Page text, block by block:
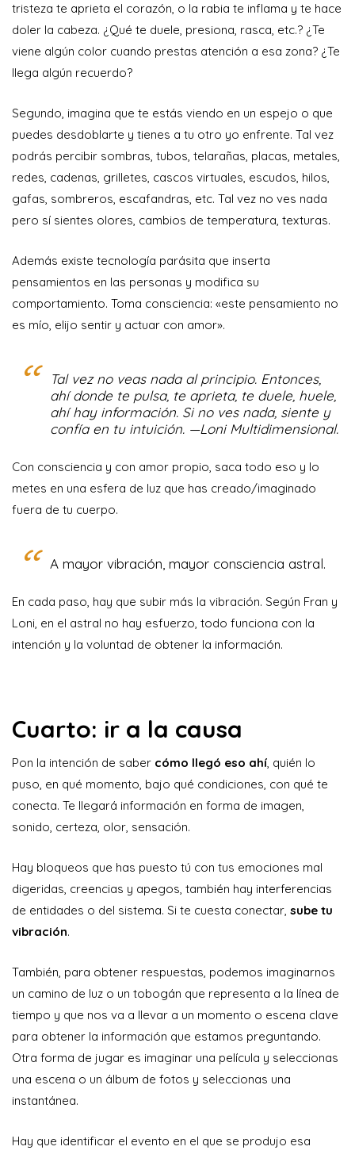
tristeza te aprieta el corazón, o la rabia te inflama y te hace
doler la cabeza. ¿Qué te duele, presiona, rasca, etc.? ¿Te
viene algún color cuando prestas atención a esa zona? ¿Te
llega algún recuerdo?
Segundo, imagina que te estás viendo en un espejo o que
puedes desdoblarte y tienes a tu otro yo enfrente. Tal vez
podrás percibir sombras, tubos, telarañas, placas, metales,
redes, cadenas, grilletes, cascos virtuales, escudos, hilos,
gafas, sombreros, escafandras, etc. Tal vez no ves nada
pero sí sientes olores, cambios de temperatura, texturas.
Además existe tecnología parásita que inserta
pensamientos en las personas y modifica su
comportamiento. Toma consciencia: «este pensamiento no
es mío, elijo sentir y actuar con amor».
Tal vez no veas nada al principio. Entonces,
ahí donde te pulsa, te aprieta, te duele, huele,
ahí hay información. Si no ves nada, siente y
confía en tu intuición. —Loni Multidimensional.
Con consciencia y con amor propio, saca todo eso y lo
metes en una esfera de luz que has creado/imaginado
fuera de tu cuerpo.
A mayor vibración, mayor consciencia astral.
En cada paso, hay que subir más la vibración. Según Fran y
Loni, en el astral no hay esfuerzo, todo funciona con la
intención y la voluntad de obtener la información.
Cuarto: ir a la causa
Pon la intención de saber cómo llegó eso ahí, quién lo
puso, en qué momento, bajo qué condiciones, con qué te
conecta. Te llegará información en forma de imagen,
sonido, certeza, olor, sensación.
Hay bloqueos que has puesto tú con tus emociones mal
digeridas, creencias y apegos, también hay interferencias
de entidades o del sistema. Si te cuesta conectar, sube tu
vibración.
También, para obtener respuestas, podemos imaginarnos
un camino de luz o un tobogán que representa a la línea de
tiempo y que nos va a llevar a un momento o escena clave
para obtener la información que estamos preguntando.
Otra forma de jugar es imaginar una película y seleccionas
una escena o un álbum de fotos y seleccionas una
instantánea.
Hay que identificar el evento en el que se produjo esa